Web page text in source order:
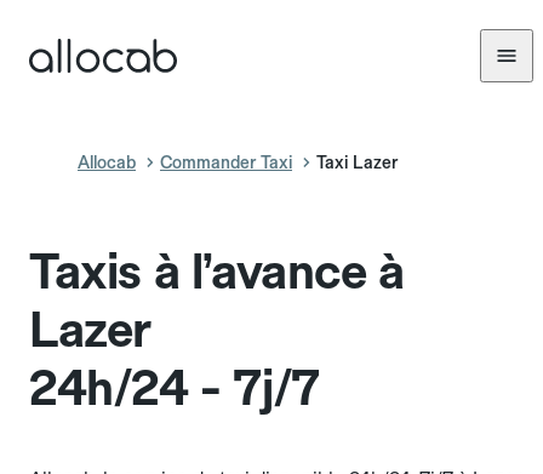
Allocab Commander Taxi Taxi Lazer
Taxis à l’avance à
Lazer
24h/24 - 7j/7